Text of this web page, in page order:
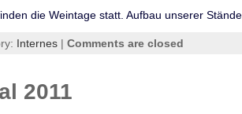
die Weintage statt. Aufbau unserer
Internes | Comments are closed
2011